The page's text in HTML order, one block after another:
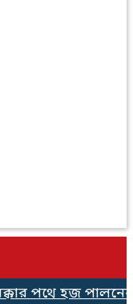
পথে হজ